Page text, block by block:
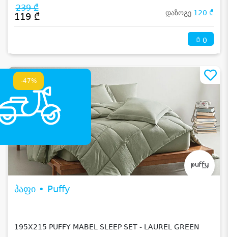
239 ₾
119 ₾ დაზოგე 120 ₾
0
-47%
პაფი • Puffy
195X215 PUFFY MABEL SLEEP SET - LAUREL GREEN